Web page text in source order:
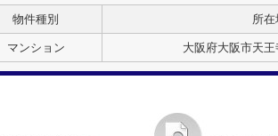
物件種別 所在
マンション 大阪府大阪市天